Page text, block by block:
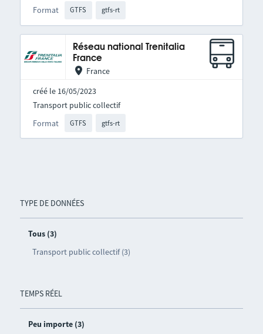
TYPE DE DONNÉES
Tous (3)
Transport public collectif (3)
TEMPS RÉEL
Peu importe (3)
Format GTFS gtfs-rt
Réseau national Trenitalia
France
France
créé le 16/05/2023
Format GTFS gtfs-rt
Transport public collectif